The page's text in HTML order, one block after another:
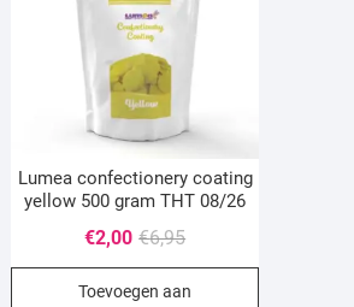
Lumea confectionery coating
yellow 500 gram THT 08/26
€6,95Oorspronkelijke
prijs
was:
€2,00
Huidige
prijs
is:
Toevoegen aan